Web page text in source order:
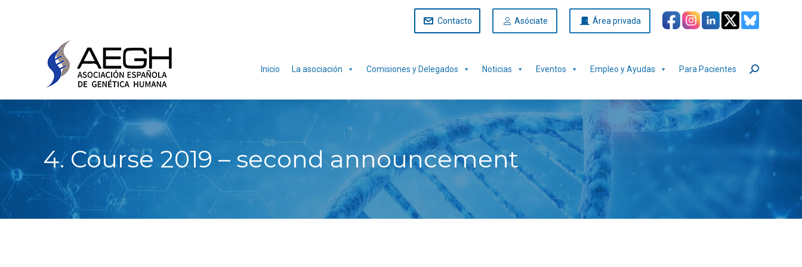
Contacto Asóciate Área privada
Inicio La asociación Comisiones y Delegados Noticias Eventos Empleo y Ayudas Para Pacientes Buscar:
4. Course 2019 – second announcement